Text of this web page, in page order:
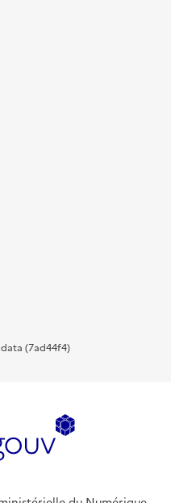
(7ad44f4)